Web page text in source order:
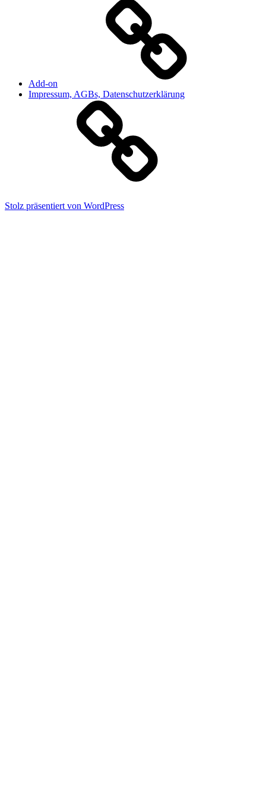
Add-on
Impressum, AGBs, Datenschutzerklärung
Stolz präsentiert von WordPress